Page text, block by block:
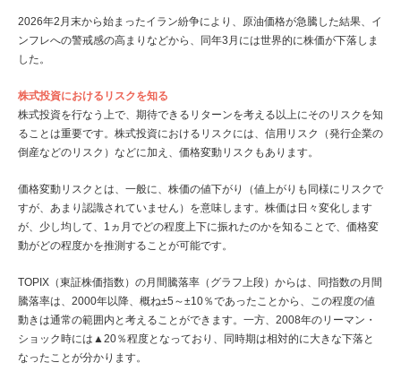
2026年2月末から始まったイラン紛争により、原油価格が急騰した結果、イ
ンフレへの警戒感の高まりなどから、同年3月には世界的に株価が下落しま
した。
株式投資におけるリスクを知る
株式投資を行なう上で、期待できるリターンを考える以上にそのリスクを知
ることは重要です。株式投資におけるリスクには、信用リスク（発行企業の
倒産などのリスク）などに加え、価格変動リスクもあります。
価格変動リスクとは、一般に、株価の値下がり（値上がりも同様にリスクで
すが、あまり認識されていません）を意味します。株価は日々変化します
が、少し均して、1ヵ月でどの程度上下に振れたのかを知ることで、価格変
動がどの程度かを推測することが可能です。
TOPIX（東証株価指数）の月間騰落率（グラフ上段）からは、同指数の月間
騰落率は、2000年以降、概ね±5～±10％であったことから、この程度の値
動きは通常の範囲内と考えることができます。一方、2008年のリーマン・
ショック時には▲20％程度となっており、同時期は相対的に大きな下落と
なったことが分かります。